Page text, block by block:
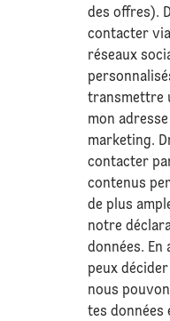
des offres).
contacter
réseaux
transmettre
mon
marketing.
contacter
contenus
de plus
notre
données. En
peux
nous
tes données